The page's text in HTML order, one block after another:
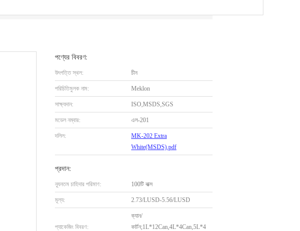
পণ্যের বিবরণ:
উৎপত্তি স্থল: চীন
পরিচিতিমুলক নাম: Meklon
সাক্ষ্যদান: ISO,MSDS,SGS
মডেল নম্বার: এল-201
দলিল:
MK-202 Extra
White(MSDS).pdf
প্রদান:
ন্যূনতম চাহিদার পরিমাণ: 100টি বাক্স
মূল্য: 2.73/LUSD-5.56/LUSD
প্যাকেজিং বিবরণ:
ক্যান/
কার্টন;1L*12Can,4L*4Can,5L*4